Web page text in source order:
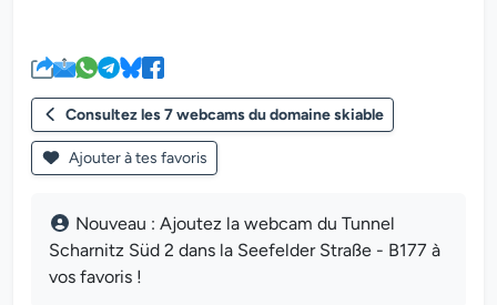
Consultez les 7 webcams du domaine skiable
Ajouter à tes favoris
Nouveau : Ajoutez la webcam du Tunnel
Scharnitz Süd 2 dans la Seefelder Straße - B177 à
vos favoris !